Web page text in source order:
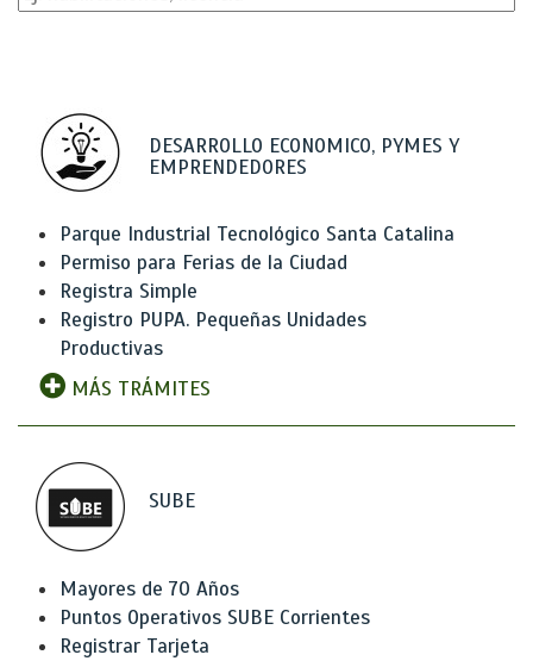
DESARROLLO ECONOMICO, PYMES Y
EMPRENDEDORES
Parque Industrial Tecnológico Santa Catalina
Permiso para Ferias de la Ciudad
Registra Simple
Registro PUPA. Pequeñas Unidades
Productivas
MÁS TRÁMITES
SUBE
Mayores de 70 Años
Puntos Operativos SUBE Corrientes
Registrar Tarjeta